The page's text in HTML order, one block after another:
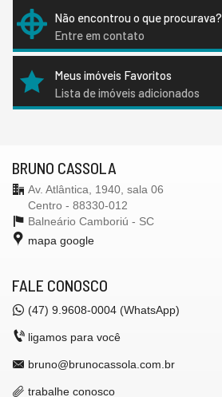
Não encontrou o que procurava?
Entre em contato
Meus imóveis Favoritos
Lista de imóveis adicionados
BRUNO CASSOLA
Av. Atlântica, 1940, sala 06
Centro - 88330-012
Balneário Camboriú - SC
mapa google
FALE CONOSCO
(47) 9.9608-0004 (WhatsApp)
ligamos para você
bruno@brunocassola.com.br
trabalhe conosco